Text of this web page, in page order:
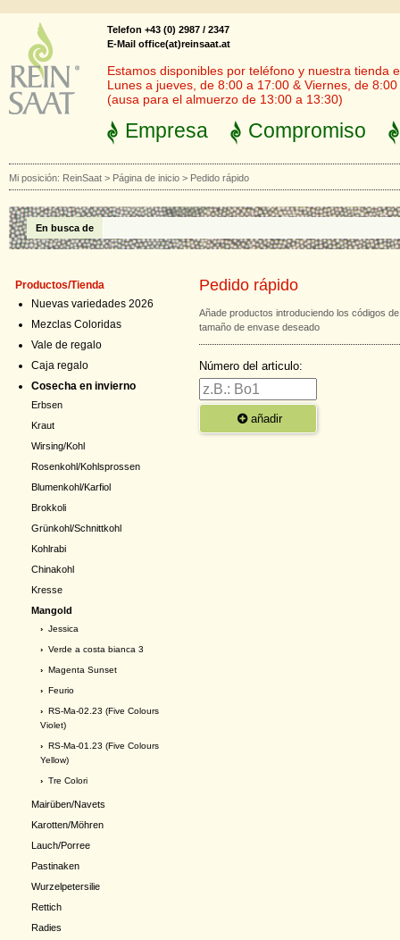
Telefon +43 (0) 2987 / 2347
E-Mail office(at)reinsaat.at
Estamos disponibles por teléfono y nuestra tienda
Lunes a jueves, de 8:00 a 17:00 & Viernes, de
(ausa para el almuerzo de 13:00 a 13:30)
Empresa Compromiso
Mi posición: ReinSaat > Página de inicio > Pedido rápido
En busca de
Productos/Tienda
Nuevas variedades 2026
Mezclas Coloridas
Vale de regalo
Caja regalo
Cosecha en invierno
Erbsen
Kraut
Wirsing/Kohl
Rosenkohl/Kohlsprossen
Blumenkohl/Karfiol
Brokkoli
Grünkohl/Schnittkohl
Kohlrabi
Chinakohl
Kresse
Mangold
› Jessica
› Verde a costa bianca 3
› Magenta Sunset
› Feurio
› RS-Ma-02.23 (Five Colours
Violet)
› RS-Ma-01.23 (Five Colours
Yellow)
› Tre Colori
Mairüben/Navets
Karotten/Möhren
Lauch/Porree
Pastinaken
Wurzelpetersilie
Rettich
Radies
Pedido rápido
Añade productos introduciendo los códigos
tamaño de envase deseado
Número del articulo:
añadir